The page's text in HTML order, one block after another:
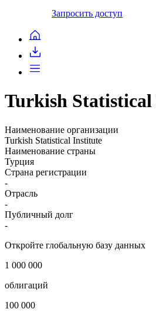
Запросить доступ
Turkish
Наименование организации
Turkish Statistical Institute
Наименование страны
Турция
Страна регистрации
-
Отрасль
-
Публичный долг
-
Откройте глобальную базу данных
1 000 000
облигаций
100 000